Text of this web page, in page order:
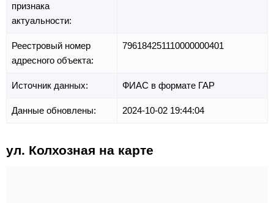
признака
актуальности:
Реестровый номер
адресного объекта:
796184251110000000401
Источник данных: ФИАС в формате ГАР
Данные обновлены: 2024-10-02 19:44:04
ул. Колхозная на карте